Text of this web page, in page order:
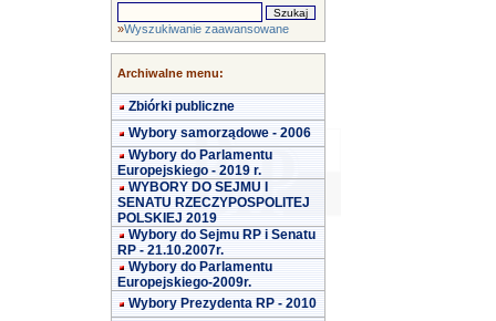
»Wyszukiwanie zaawansowane
Archiwalne menu:
Zbiórki publiczne
Wybory samorządowe - 2006
Wybory do Parlamentu
Europejskiego - 2019 r.
WYBORY DO SEJMU I
SENATU RZECZYPOSPOLITEJ
POLSKIEJ 2019
Wybory do Sejmu RP i Senatu
RP - 21.10.2007r.
Wybory do Parlamentu
Europejskiego-2009r.
Wybory Prezydenta RP - 2010